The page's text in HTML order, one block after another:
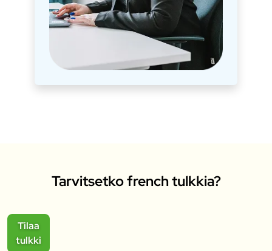
Tarvitsetko french tulkkia?
Tilaa
tulkki